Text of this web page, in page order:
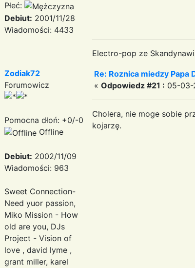
Płeć:
Debiut: 2001/11/28
Wiadomości: 4433
Electro-pop ze
Zodiak72
Forumowicz
Pomocna dłoń: +0/-0
Offline
Debiut: 2002/11/09
Wiadomości: 963
Sweet Connection-
Need yuor passion,
Miko Mission - How
old are you, DJs
Project - Vision of
love , david lyme ,
grant miller, karel
Re: Roznica miedzy Papa
« Odpowiedz #21 : 05-03-
Cholera, nie moge sobie
kojarzę.